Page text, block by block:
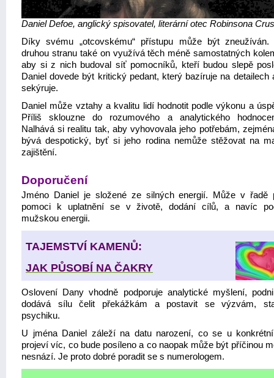
Daniel Defoe, anglický spisovatel, literární otec Robinsona
Díky svému „otcovskému“ přístupu může být zneužíván.
druhou stranu také on využívá těch méně samostatných
aby si z nich budoval síť pomocníků, kteří budou slepě
Daniel dovede být kritický pedant, který bazíruje na detailech
sekýruje.
Daniel může vztahy a kvalitu lidí hodnotit podle výkonu a
Příliš sklouzne do rozumového a analytického
Nalhává si realitu tak, aby vyhovovala jeho potřebám,
bývá despotický, byť si jeho rodina nemůže stěžovat na
zajištění.
Doporučení
Jméno Daniel je složené ze silných energií. Může v řadě
pomoci k uplatnění se v životě, dodání cílů, a navíc
mužskou energii.
TAJEMSTVÍ KAMENŮ:
JAK PŮSOBÍ NA ČAKRY
Oslovení Dany vhodně podporuje analytické myšlení,
dodává sílu čelit překážkám a postavit se výzvám,
psychiku.
U jména Daniel záleží na datu narození, co se u
projeví víc, co bude posíleno a co naopak může být příčinou
nesnází. Je proto dobré poradit se s numerologem.